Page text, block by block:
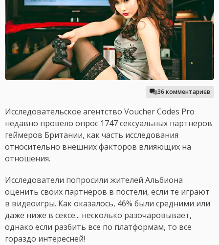
36 комментариев
Исследовательское агентство Voucher Codes Pro
недавно провело опрос 1747 сексуальных партнеров
геймеров Британии, как часть исследования
относительно внешних факторов влияющих на
отношения.
Исследователи попросили жителей Альбиона
оценить своих партнеров в постели, если те играют
в видеоигры. Как оказалось, 46% были средними или
даже ниже в сексе... несколько разочаровывает,
однако если разбить все по платформам, то все
гораздо интересней!